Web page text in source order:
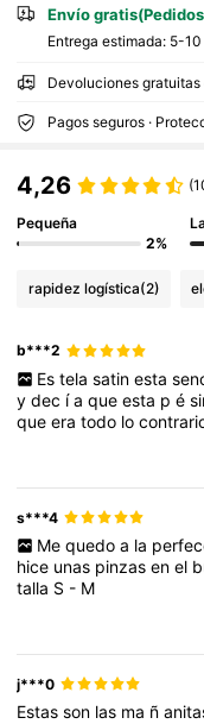
Envío
Entrega estimada: 5-10
Devoluciones
Pagos seguros ·
4,26
Pequeña
2%
rapidez logística(2)
b***2
Es tela satin esta
ydec íaqueesta pé
queeratodo lo
s***4
Me quedo a la
hice unas pinzasenel
talla S - M
j***0
Estasson las ma ñ